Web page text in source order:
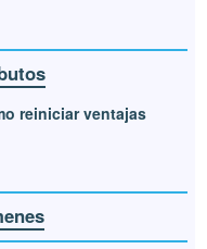
reiniciar ventajas